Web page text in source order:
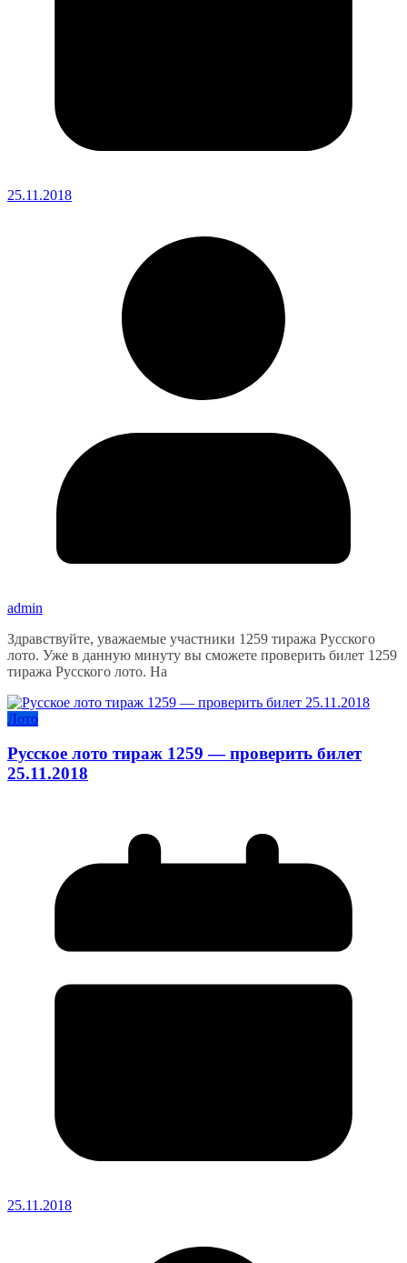
25.11.2018
admin
Здравствуйте, уважаемые участники 1259 тиража Русского
лото. Уже в данную минуту вы сможете проверить билет 1259
тиража Русского лото. На
Лото
Русское лото тираж 1259 — проверить билет
25.11.2018
25.11.2018